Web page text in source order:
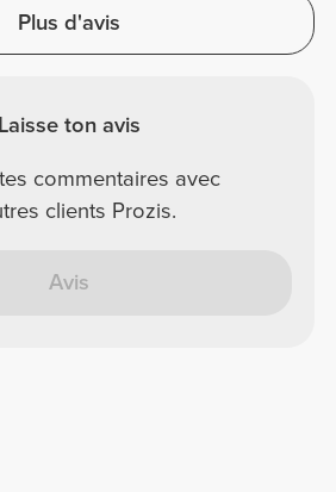
Plus d'avis
Laisse ton avis
commentaires avec
clients Prozis.
Avis